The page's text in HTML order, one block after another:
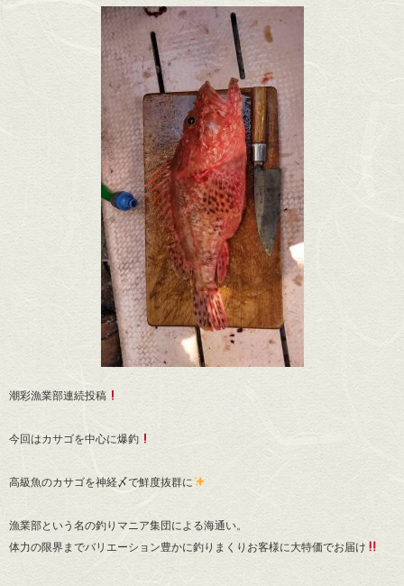
潮彩漁業部連続投稿
今回はカサゴを中心に爆釣
高級魚のカサゴを神経〆で鮮度抜群に
漁業部という名の釣りマニア集団による海通い。
体力の限界までバリエーション豊かに釣りまくりお客様に大特価でお届け